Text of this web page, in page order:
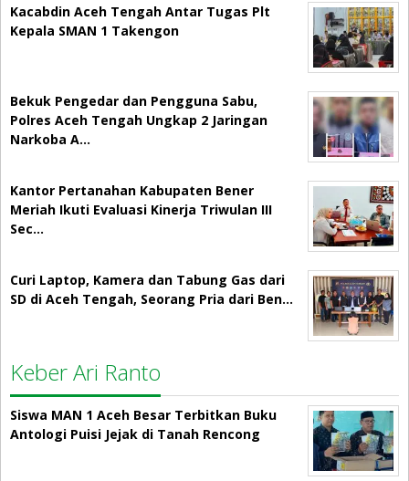
Kacabdin Aceh Tengah Antar Tugas Plt
Kepala SMAN 1 Takengon
Bekuk Pengedar dan Pengguna Sabu,
Polres Aceh Tengah Ungkap 2 Jaringan
Narkoba A…
Kantor Pertanahan Kabupaten Bener
Meriah Ikuti Evaluasi Kinerja Triwulan III
Sec…
Curi Laptop, Kamera dan Tabung Gas dari
SD di Aceh Tengah, Seorang Pria dari Ben…
Keber Ari Ranto
Siswa MAN 1 Aceh Besar Terbitkan Buku
Antologi Puisi Jejak di Tanah Rencong